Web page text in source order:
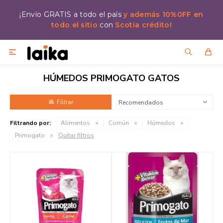
¡Envío GRATIS a todo el paísy además 10%0FF en
todo el sitio con Scotia crédito!

HÚMEDOS PRIMOGATO GATOS
Recomendados
Filtrando por: Alimentos Común
Húmedos
Primogato
Quitar filtros